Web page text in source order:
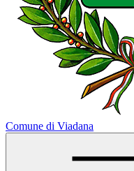
Comune di Viadana